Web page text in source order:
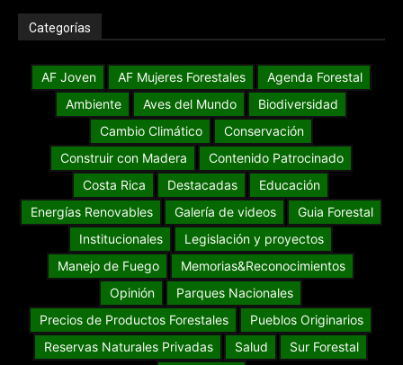
Categorías
AF Joven AF Mujeres Forestales
Agenda Forestal
Ambiente
Aves del Mundo
Biodiversidad
Cambio Climático
Conservación
Construir con Madera
Contenido Patrocinado
Costa Rica
Destacadas
Educación
Energías Renovables
Galería de videos
Guia Forestal
Institucionales
Legislación y proyectos
Manejo de Fuego
Memorias&Reconocimientos
Opinión
Parques Nacionales
Precios de Productos Forestales
Pueblos Originarios
Reservas Naturales Privadas
Salud
Sur Forestal